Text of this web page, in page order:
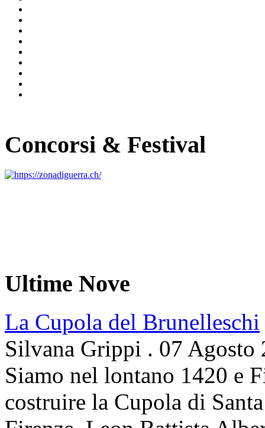
Concorsi & Festival
Ultime Nove
La Cupola del Brunelleschi
Silvana Grippi . 07 Agosto
Siamo nel lontano 1420 e
costruire la Cupola di